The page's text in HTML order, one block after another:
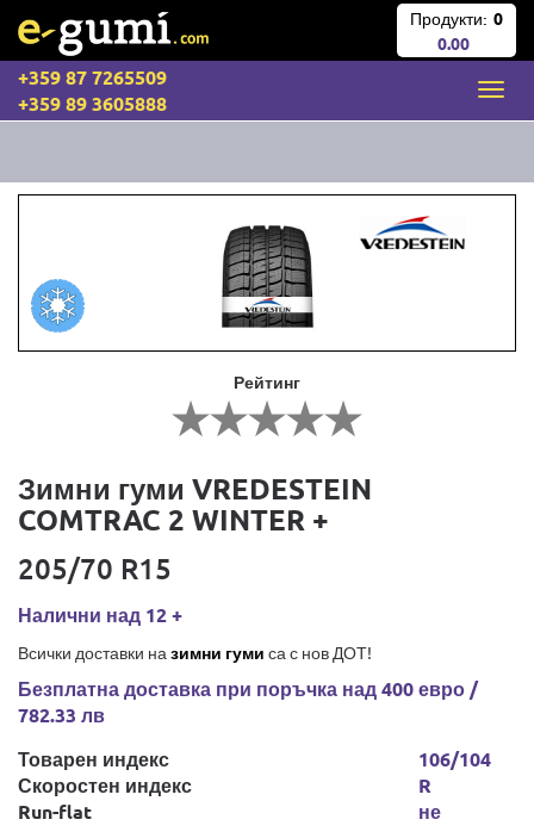
Продукти: 0
0.00
+359 87 7265509
+359 89 3605888
Рейтинг
Зимни гуми VREDESTEIN
COMTRAC 2 WINTER +
205/70 R15
Налични над 12 +
Всички доставки на зимни гуми са с нов ДОТ!
Безплатна доставка при поръчка над 400 евро /
782.33 лв
Товарен индекс
Скоростен индекс
Run-flat
106/104
R
не